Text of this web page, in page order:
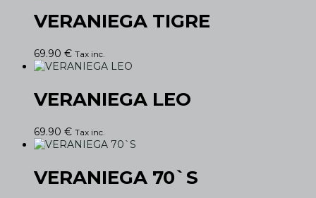
VERANIEGA TIGRE
69.90 € Tax inc.
VERANIEGA LEO
69.90 € Tax inc.
VERANIEGA 70`S